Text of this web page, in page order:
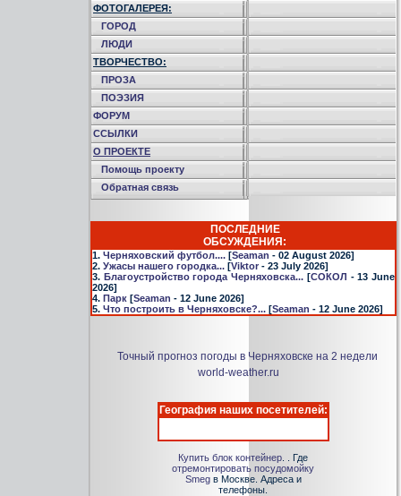
ФОТОГАЛЕРЕЯ:
ГОРОД
ЛЮДИ
ТВОРЧЕСТВО:
ПРОЗА
ПОЭЗИЯ
ФОРУМ
ССЫЛКИ
О ПРОЕКТЕ
Помощь проекту
Обратная связь
ПОСЛЕДНИЕ
ОБСУЖДЕНИЯ:
1. Черняховский футбол.... [Seaman - 02 August 2026]
2. Ужасы нашего городка... [Viktor - 23 July 2026]
3. Благоустройство города Черняховска... [СОКОЛ - 13 June
2026]
4. Парк [Seaman - 12 June 2026]
5. Что построить в Черняховске?... [Seaman - 12 June 2026]
Точный прогноз погоды в Черняховске на 2 недели
world-weather.ru
География наших посетителей:
Купить блок контейнер . . Где
отремонтировать посудомойку
Smegв Москве. Адреса и
телефоны.